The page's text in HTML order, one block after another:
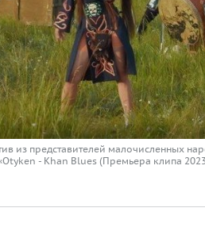
из представителей малочисленных
- Khan Blues (Премьера клипа